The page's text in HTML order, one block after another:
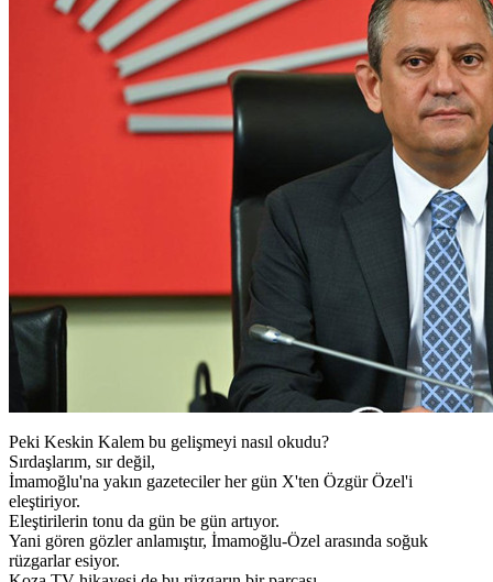
Peki Keskin Kalem bu gelişmeyi nasıl okudu?
Sırdaşlarım, sır değil,
İmamoğlu'na yakın gazeteciler her gün X'ten Özgür Özel'i
eleştiriyor.
Eleştirilerin tonu da gün be gün artıyor.
Yani gören gözler anlamıştır, İmamoğlu-Özel arasında soğuk
rüzgarlar esiyor.